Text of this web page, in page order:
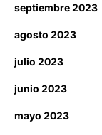
septiembre 2023
agosto 2023
julio 2023
junio 2023
mayo 2023